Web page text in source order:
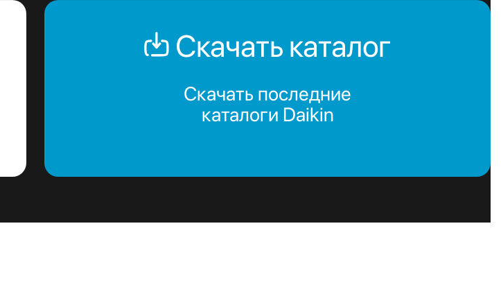
Скачать каталог
Скачать последние
каталоги Daikin